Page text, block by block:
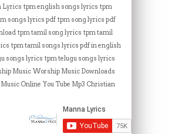
Lyrics tpm english songs lyrics tpm
songs lyrics pdf tpm song lyrics pdf
tpm tamil song lyrics tpm tamil
tpm tamil songs lyrics pdf in english
songs lyrics tpm telugu songs lyrics
Music Worship Music Downloads
Online You Tube Mp3 Christian